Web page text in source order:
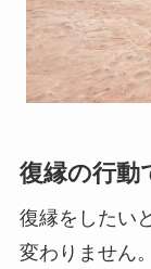
復縁の行動
復縁をしたい
変わりません